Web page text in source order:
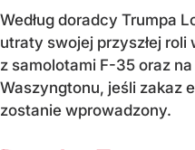
Według doradcy Trumpa
utraty swojej przyszłej
z samolotami F-35 oraz
Waszyngtonu, jeśli zakaz
zostanie wprowadzony.